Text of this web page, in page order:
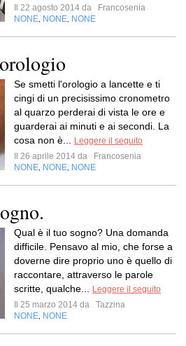
Il 22 agosto 2014 da
Francosenia
NONE NONE NONE
Se smetti l'orologio a lancette e ti
cingi di un precisissimo cronometro
al quarzo perderai di vista le ore e
guarderai ai minuti e ai secondi. La
cosa non è...
Leggere il seguito
Il 26 aprile 2014 da
Francosenia
NONE NONE NONE
Qual è il tuo sogno? Una domanda
difficile. Pensavo al mio, che forse a
doverne dire proprio uno è quello di
raccontare, attraverso le parole
scritte, qualche...
Leggere il seguito
Il 25 marzo 2014 da
Tazzina
NONE NONE